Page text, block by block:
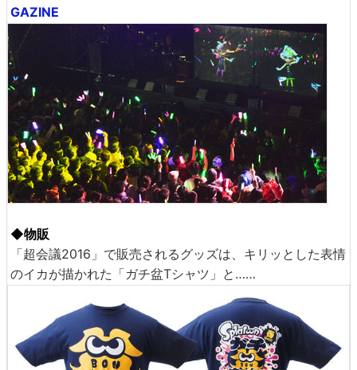
GAZINE
◆物販
「超会議2016」で販売されるグッズは、キリッとした表情
のイカが描かれた「ガチ盆Tシャツ」と……